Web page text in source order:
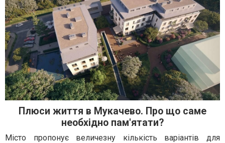
Плюси життя в Мукачево. Про що саме
необхідно пам'ятати?
Місто пропонує величезну кількість варіантів для